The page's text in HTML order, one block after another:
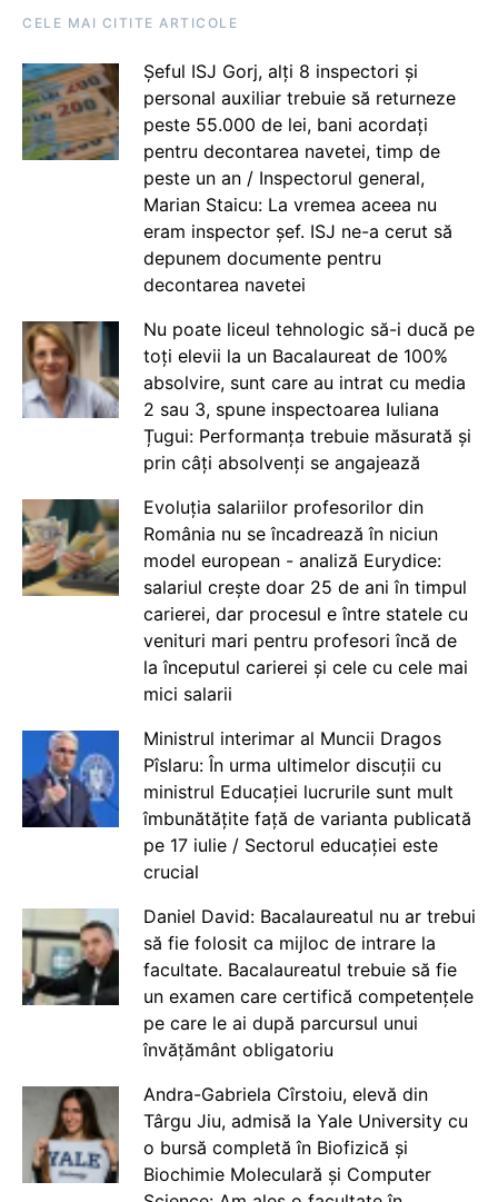
CELE MAI CITITE ARTICOLE
Șeful ISJ Gorj, alți 8 inspectori și
personal auxiliar trebuie să returneze
peste 55.000 de lei, bani acordați
pentru decontarea navetei, timp de
peste un an / Inspectorul general,
Marian Staicu: La vremea aceea nu
eram inspector șef. ISJ ne-a cerut să
depunem documente pentru
decontarea navetei
Nu poate liceul tehnologic să-i ducă pe
toți elevii la un Bacalaureat de 100%
absolvire, sunt care au intrat cu media
2 sau 3, spune inspectoarea Iuliana
Țugui: Performanța trebuie măsurată și
prin câți absolvenți se angajează
Evoluția salariilor profesorilor din
România nu se încadrează în niciun
model european - analiză Eurydice:
salariul crește doar 25 de ani în timpul
carierei, dar procesul e între statele cu
venituri mari pentru profesori încă de
la începutul carierei și cele cu cele mai
mici salarii
Ministrul interimar al Muncii Dragos
Pîslaru: În urma ultimelor discuții cu
ministrul Educației lucrurile sunt mult
îmbunătățite față de varianta publicată
pe 17 iulie / Sectorul educației este
crucial
Daniel David: Bacalaureatul nu ar trebui
să fie folosit ca mijloc de intrare la
facultate. Bacalaureatul trebuie să fie
un examen care certifică competențele
pe care le ai după parcursul unui
învățământ obligatoriu
Andra-Gabriela Cîrstoiu, elevă din
Târgu Jiu, admisă la Yale University cu
o bursă completă în Biofizică și
Biochimie Moleculară și Computer